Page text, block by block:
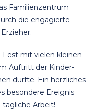
Familienzentrum
die engagierte
Fest mit vielen kleinen
Auftritt der Kinder-
durfte. Ein herzliches
besondere Ereignis
Arbeit!